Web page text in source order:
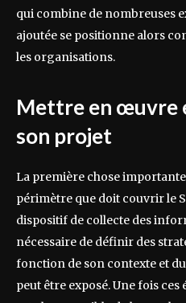
qui combine de nombreuses
ajoutée se positionne alors
les organisations.
Mettre en œuvre
son projet
La première chose
périmètre que doit couvrir le
dispositif de collecte des
nécessaire de définir des
fonction de son contexte et
peut être exposé. Une fois